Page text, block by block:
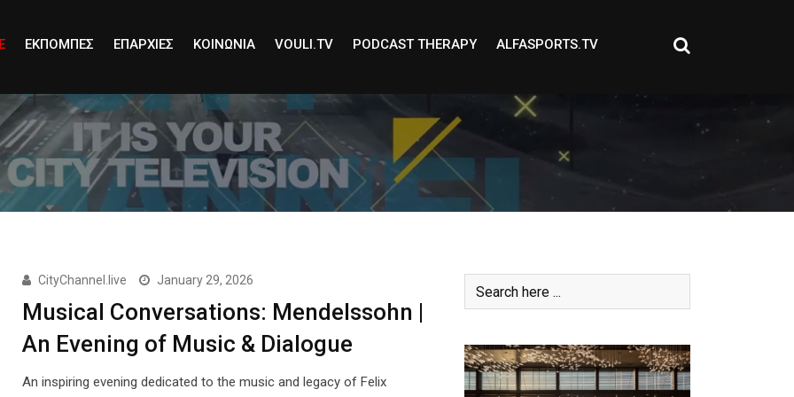
ΕΚΠΟΜΠΕΣ ΕΠΑΡΧΙΕΣ ΚΟΙΝΩΝΙΑ VOULI.TV PODCAST THERAPY ALFASPORTS.TV
CityChannel.live January 29, 2026
Musical Conversations: Mendelssohn |
An Evening of Music & Dialogue
An inspiring evening dedicated to the music and legacy of Felix